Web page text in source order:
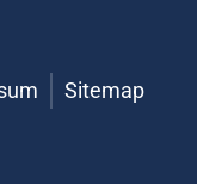
Sitemap